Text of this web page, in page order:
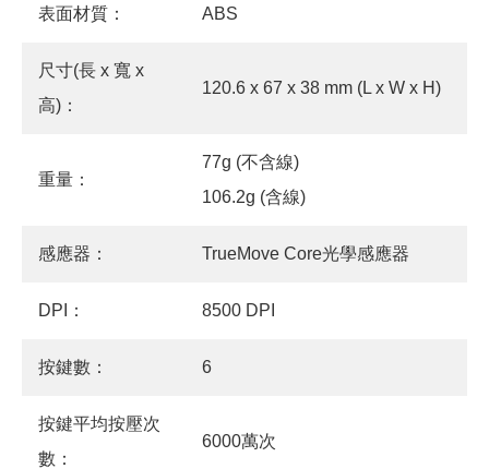
表面材質： ABS
尺寸(長 x 寬 x
高)：
120.6 x 67 x 38 mm (L x W x H)
重量：
77g (不含線)
106.2g (含線)
感應器： TrueMove Core光學感應器
DPI： 8500 DPI
按鍵數： 6
按鍵平均按壓次
數：
6000萬次